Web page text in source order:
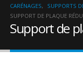
CARÉNAGES, SUPPORTS
SUPPORT DE PLAQUE
Support de